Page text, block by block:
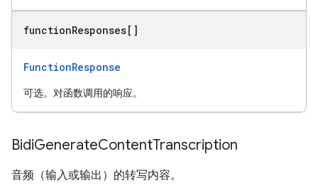
functionResponses[]
FunctionResponse
可选。对函数调用的响应。
BidiGenerateContentTranscription
音频（输入或输出）的转写内容。